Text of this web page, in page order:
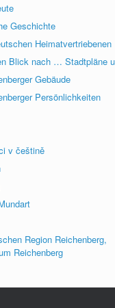
Geschichte
Heimatvertriebenen
Blick nach … Stadtpläne
Gebäude
Persönlichkeiten
v češtině
Region Reichenberg,
Reichenberg